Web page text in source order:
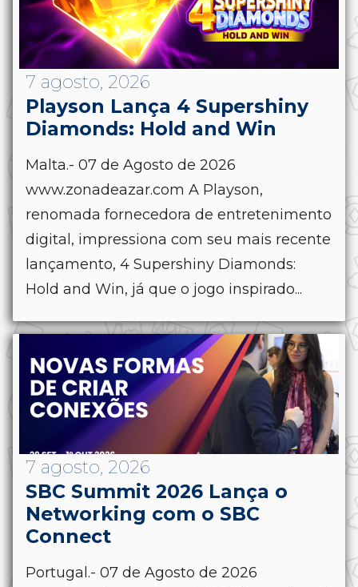
7 agosto, 2026
Playson Lança 4 Supershiny
Diamonds: Hold and Win
Malta.- 07 de Agosto de 2026
www.zonadeazar.com A Playson,
renomada fornecedora de entretenimento
digital, impressiona com seu mais recente
lançamento, 4 Supershiny Diamonds:
Hold and Win, já que o jogo inspirado...
7 agosto, 2026
SBC Summit 2026 Lança o
Networking com o SBC
Connect
Portugal.- 07 de Agosto de 2026